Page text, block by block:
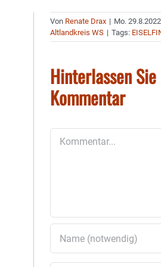
Von Renate Drax | Mo.
Altlandkreis WS | Tags:
Hinterlassen
Kommentar